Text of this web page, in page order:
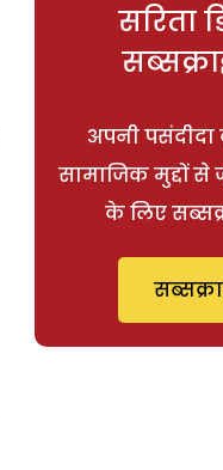
सरिता
अपनी
सामाजिक मुद्दों से
के लिए